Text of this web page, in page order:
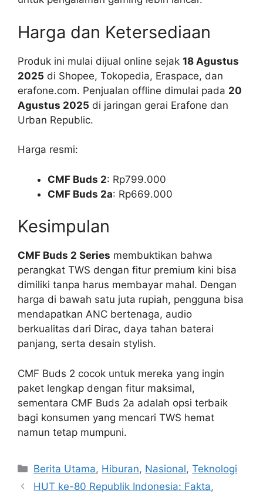
Harga dan Ketersediaan
Produk ini mulai dijual online sejak 18 Agustus
2025 di Shopee, Tokopedia, Eraspace, dan
erafone.com. Penjualan offline dimulai pada 20
Agustus 2025 di jaringan gerai Erafone dan
Urban Republic.
Harga resmi:
CMF Buds 2: Rp799.000
CMF Buds 2a: Rp669.000
Kesimpulan
CMF Buds 2 Series membuktikan bahwa
perangkat TWS dengan fitur premium kini bisa
dimiliki tanpa harus membayar mahal. Dengan
harga di bawah satu juta rupiah, pengguna bisa
mendapatkan ANC bertenaga, audio
berkualitas dari Dirac, daya tahan baterai
panjang, serta desain stylish.
CMF Buds 2 cocok untuk mereka yang ingin
paket lengkap dengan fitur maksimal,
sementara CMF Buds 2a adalah opsi terbaik
bagi konsumen yang mencari TWS hemat
namun tetap mumpuni.
C
a
Berita Utama, Hiburan, Nasional,Teknologi
HUT ke-80 Republik Indonesia: Fakta,